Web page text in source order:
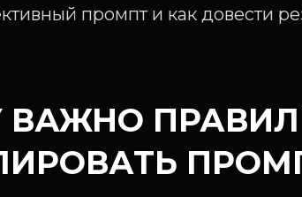
промпт и как довести
ВАЖНО